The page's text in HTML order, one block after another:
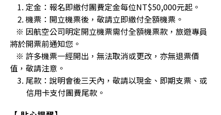
1. 定金：報名即繳付團費定金每位NT$50,000元起。
2. 機票：開立機票後，敬請立即繳付全額機票。
※ 因航空公司明定開立機票需付全額機票款，旅遊專員
將於開票前通知您。
※ 許多機票一經開出，無法取消或更改，亦無退票價
值，敬請注意。
3. 尾款：說明會後三天內，敬請以現金、即期支票、或
信用卡支付團費尾款。